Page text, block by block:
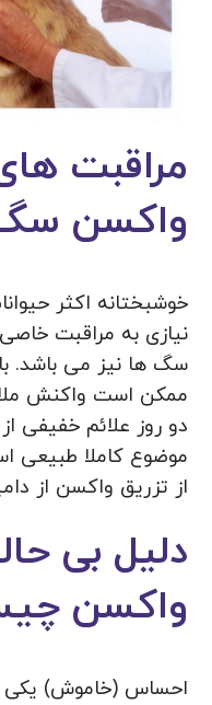
مراقبت
واکسن
خوشبختانه اکثر
نیازی به مراقبت
سگ ها نیز می باشد.
ممکن است واکنش
دو روز علائم خفیفی
موضوع کاملا طبیعی
از تزریق واکسن از
دلیل بی
واکسن
احساس (خاموش) یکی